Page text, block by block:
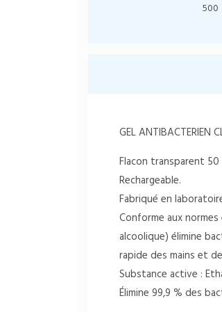
500
GEL ANTIBACTERIEN
Flacon transparent
Rechargeable.
Fabriqué en
Conforme aux
alcoolique) élimine
rapide des mains et
Substance active :
Élimine 99,9 % des